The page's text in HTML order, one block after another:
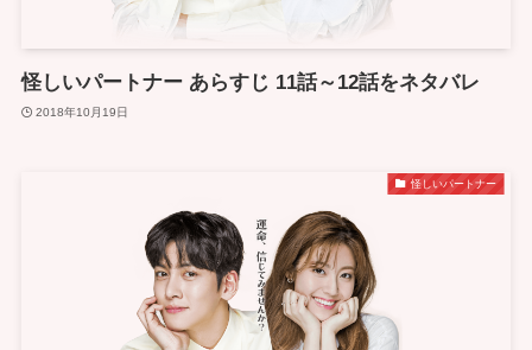
怪しいパートナー あらすじ 11話～12話をネタバレ
2018年10月19日
怪しいパートナー